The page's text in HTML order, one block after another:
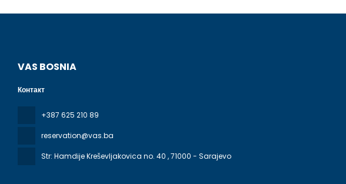
VAS BOSNIA
Контакт
+387 625 210 89
reservation@vas.ba
Str: Hamdije Kreševljakovica no. 40 , 71000 - Sarajevo